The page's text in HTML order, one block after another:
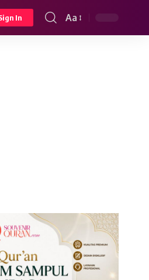
In
Font
Aa